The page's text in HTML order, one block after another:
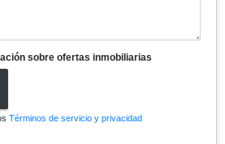
sobre ofertas inmobiliarias
Términos de servicio y privacidad